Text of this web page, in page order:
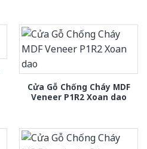
Cửa Gỗ Chống Cháy MDF
Veneer P1R2 Xoan dao